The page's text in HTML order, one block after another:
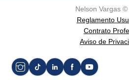
Nelson Vargas ©
Reglamento
Contrato
Aviso de